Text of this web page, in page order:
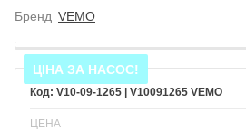
Бренд VEMO
ЦІНА ЗА НАСОС!
V10-09-1265 | V10091265 VEMO
ЦЕНА